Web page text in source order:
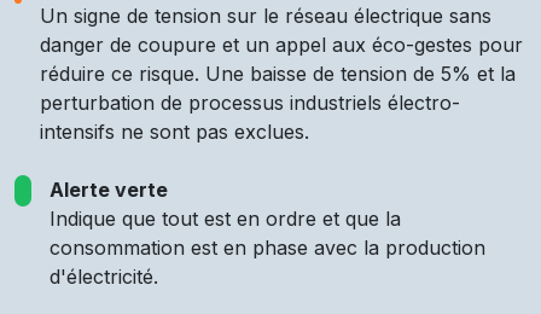
Un signe de tension sur le réseau électrique sans
danger de coupure et un appel aux éco-gestes pour
réduire ce risque. Une baisse de tension de 5% et la
perturbation de processus industriels électro-
intensifs ne sont pas exclues.
Alerte verte
Indique que tout est en ordre et que la
consommation est en phase avec la production
d'électricité.